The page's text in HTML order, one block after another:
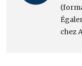
chez